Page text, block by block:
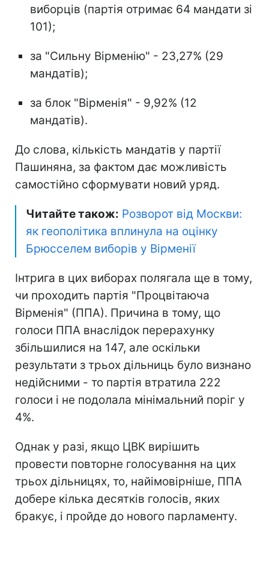
виборців (партія отримає 64 мандати зі
101);
за "Сильну Вірменію" - 23,27% (29
мандатів);
за блок "Вірменія" - 9,92% (12
мандатів).
До слова, кількість мандатів у партії
Пашиняна, за фактом дає можливість
самостійно сформувати новий уряд.
Читайте також: Розворот від Москви:
як геополітика вплинула на оцінку
Брюсселем виборів у Вірменії
Інтрига в цих виборах полягала ще в тому,
чи проходить партія "Процвітаюча
Вірменія" (ППА). Причина в тому, що
голоси ППА внаслідок перерахунку
збільшилися на 147, але оскільки
результати з трьох дільниць було визнано
недійсними - то партія втратила 222
голоси і не подолала мінімальний поріг у
4%.
Однак у разі, якщо ЦВК вирішить
провести повторне голосування на цих
трьох дільницях, то, найімовірніше, ППА
добере кілька десятків голосів, яких
бракує, і пройде до нового парламенту.